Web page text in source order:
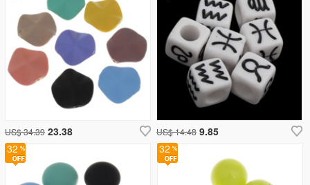
US$ 34.39 23.38
32
US$ 14.48 9.85
32